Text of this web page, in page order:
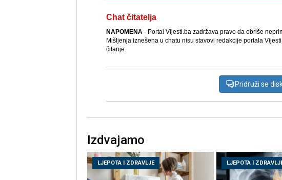
Chat čitatelja
NAPOMENA- Portal Vijesti.ba zadržava pravo da obriše
Mišljenja iznešena u chatu nisu stavovi redakcije portala
čitanje.
Pridruži se
Izdvajamo
LJEPOTA I ZDRAVLJE LJEPOTA I